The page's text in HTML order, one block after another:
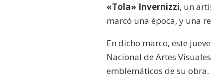
«Tola» Invernizzi, un
marcó una época, y una
En dicho marco, este
Nacional de Artes
emblemáticos de su